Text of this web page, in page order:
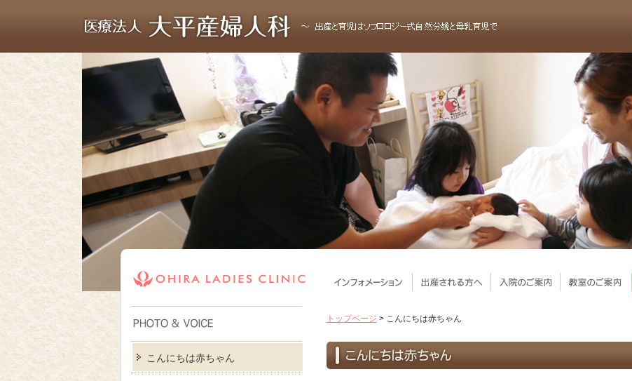
こんにちは赤ちゃん
トップページ > こんにちは赤ちゃん